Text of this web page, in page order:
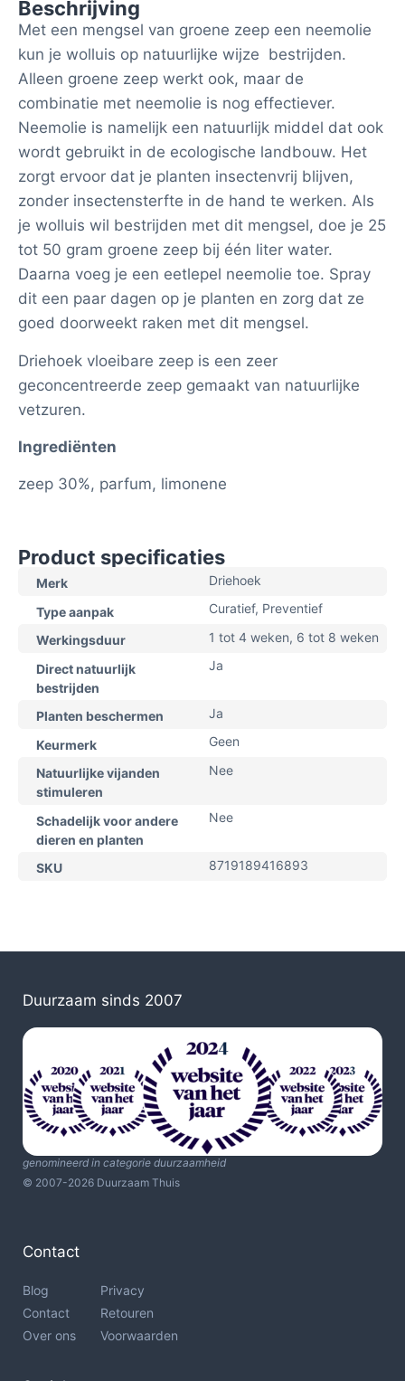
Beschrijving
Met een mengsel van groene zeep een neemolie
kun je wolluis op natuurlijke wijze bestrijden.
Alleen groene zeep werkt ook, maar de
combinatie met neemolie is nog effectiever.
Neemolie is namelijk een natuurlijk middel dat ook
wordt gebruikt in de ecologische landbouw. Het
zorgt ervoor dat je planten insectenvrij blijven,
zonder insectensterfte in de hand te werken. Als
je wolluis wil bestrijden met dit mengsel, doe je 25
tot 50 gram groene zeep bij één liter water.
Daarna voeg je een eetlepel neemolie toe. Spray
dit een paar dagen op je planten en zorg dat ze
goed doorweekt raken met dit mengsel.
Driehoek vloeibare zeep is een zeer
geconcentreerde zeep gemaakt van natuurlijke
vetzuren.
Ingrediënten
zeep 30%, parfum, limonene
Product specificaties
Merk Driehoek
Type aanpak Curatief, Preventief
Werkingsduur 1 tot 4 weken, 6 tot 8 weken
Direct natuurlijk
bestrijden
Ja
Planten beschermen Ja
Keurmerk Geen
Natuurlijke vijanden
stimuleren
Nee
Schadelijk voor andere
dieren en planten
Nee
SKU 8719189416893
Duurzaam sinds 2007
genomineerd in categorie duurzaamheid
© 2007-2026 Duurzaam Thuis
Contact
Blog
Contact
Over ons
Privacy
Retouren
Voorwaarden